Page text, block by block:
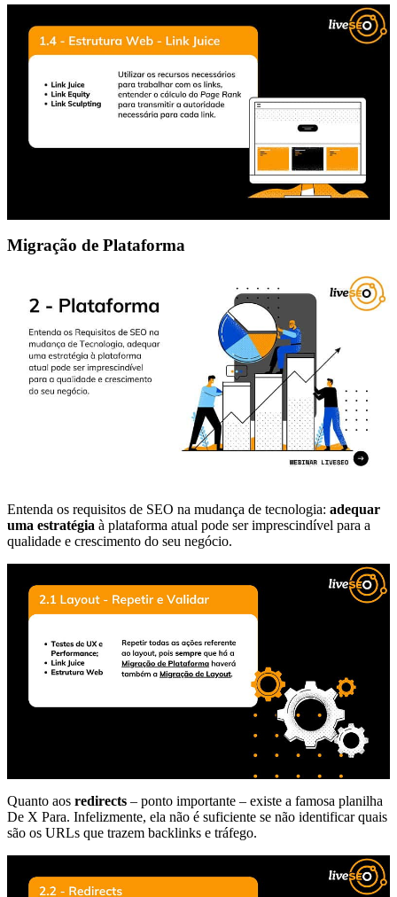
Migração de Plataforma
Entenda os requisitos de SEO na mudança de tecnologia: adequar
uma estratégia à plataforma atual pode ser imprescindível para a
qualidade e crescimento do seu negócio.
Quanto aos redirects – ponto importante – existe a famosa planilha
De X Para. Infelizmente, ela não é suficiente se não identificar quais
são os URLs que trazem backlinks e tráfego.